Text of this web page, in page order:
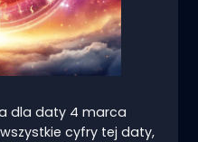
dla daty 4 marca
cyfry tej daty,